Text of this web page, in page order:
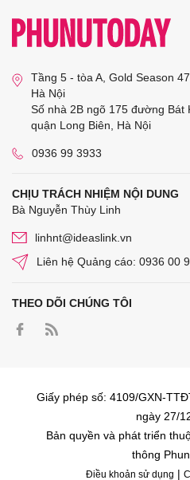
Tầng 5 - tòa A, Gold Season
Hà Nội
Số nhà 2B ngõ 175 đường Bát
quận Long Biên, Hà Nội
0936 99 3933
CHỊU TRÁCH NHIỆM NỘI DUNG
Bà Nguyễn Thùy Linh
linhnt@ideaslink.vn
Liên hệ Quảng cáo: 0936 00
THEO DÕI CHÚNG TÔI
Giấy phép số: 4109/GXN-
ngày 27/
Bản quyền và phát triển
thông
Điều khoản sử dụng |